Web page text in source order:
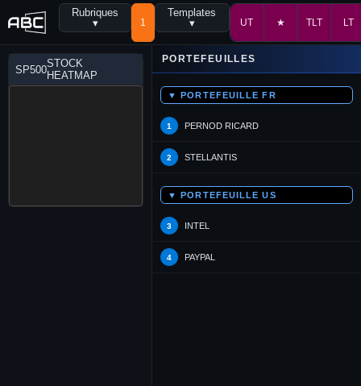
Rubriques
▾
1
Templates
▾
UT ★ TLT LT
SP500STOCK
HEATMAP
PORTEFEUILLES
▼ PORTEFEUILLE FR
1 PERNOD RICARD
2 STELLANTIS
▼ PORTEFEUILLE US
3 INTEL
4 PAYPAL